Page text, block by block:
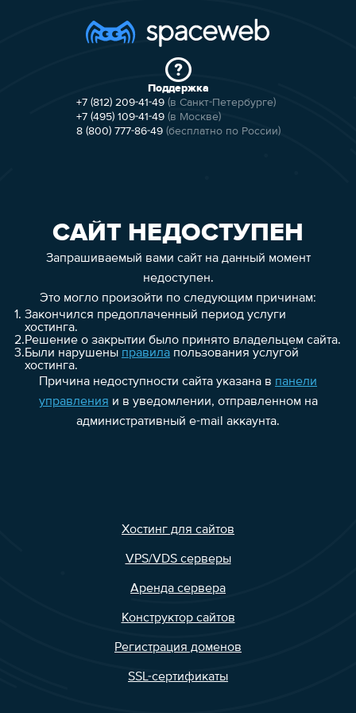
Поддержка
+7 (812) 209-41-49 (в Санкт-Петербурге)
+7 (495) 109-41-49 (в Москве)
8 (800) 777-86-49 (бесплатно по России)
САЙТ НЕДОСТУПЕН
Запрашиваемый вами сайт на данный момент
недоступен.
Это могло произойти по следующим причинам:
1. Закончился предоплаченный период услуги
хостинга.
2.Решение о закрытии было принято владельцем сайта.
3.Были нарушены правилапользования услугой
хостинга.
Причина недоступности сайта указана в панели
управления и в уведомлении, отправленном на
административный e-mail аккаунта.
Хостинг для сайтов
VPS/VDS серверы
Аренда сервера
Конструктор сайтов
Регистрация доменов
SSL-сертификаты